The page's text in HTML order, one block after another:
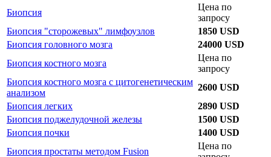
Биопсия
Цена по
запросу
Биопсия "сторожевых" лимфоузлов
1850 USD
Биопсия головного мозга
24000 USD
Биопсия костного мозга
Цена по
запросу
Биопсия костного мозга с цитогенетическим
анализом
2600 USD
Биопсия легких
2890 USD
Биопсия поджелудочной железы
1500 USD
Биопсия почки
1400 USD
Биопсия простаты методом Fusion
Цена по